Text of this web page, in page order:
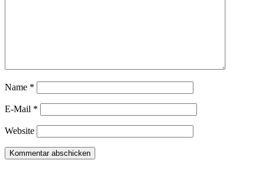
Name *
E-Mail *
Website